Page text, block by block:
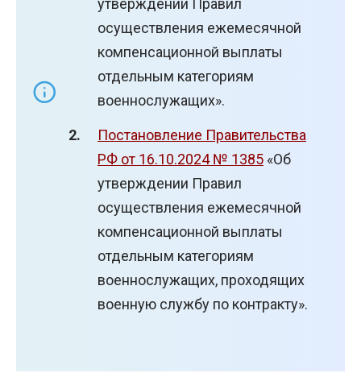
утверждении Правил
осуществления ежемесячной
компенсационной выплаты
отдельным категориям
военнослужащих».
Постановление Правительства
РФ от 16.10.2024 № 1385 «Об
утверждении Правил
осуществления ежемесячной
компенсационной выплаты
отдельным категориям
военнослужащих, проходящих
военную службу по контракту».